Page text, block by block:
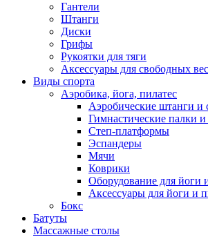
Гантели
Штанги
Диски
Грифы
Рукоятки для тяги
Аксессуары для свободных
Виды спорта
Аэробика, йога, пилатес
Аэробические штанги и
Гимнастические палки и
Степ-платформы
Эспандеры
Мячи
Коврики
Оборудование для йоги
Аксессуары для йоги и
Бокс
Батуты
Массажные столы